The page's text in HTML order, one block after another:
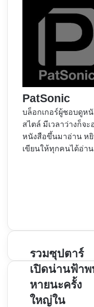
PatSonic
บล็อกเกอร์ผู้ชอบดูห
สไตล์ มีเวลาว่างก็จ
หนังสือขึ้นมาอ่าน ห
เขียนให้ทุกคนได้อ่า
รวม
ซุป
ตาร์
เปิด
น่าน
รวมซุปตาร์
เปิดน่านฟ้าพ
หายนะครั้ง
ใหญ่ใน